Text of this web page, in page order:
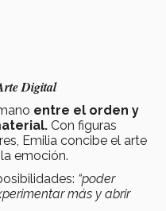
Digital
entre el orden y
Con figuras
Emilia concibe el arte
emoción.
“poder
más y abrir